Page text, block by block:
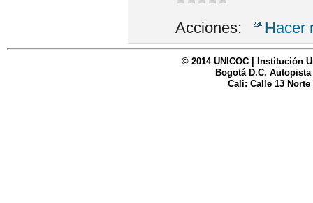
Acciones: Hacer
© 2014 UNICOC | Institución
Bogotá D.C. Autopista
Cali: Calle 13 Norte